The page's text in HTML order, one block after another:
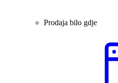
Prodaja bilo gdje